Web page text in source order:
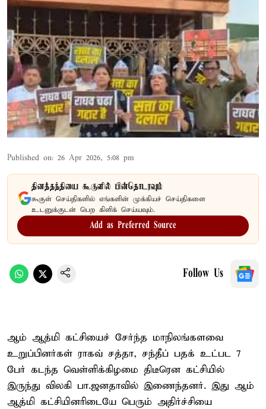
Published on: 26 Apr 2026, 5:08 pm
தினத்தந்தியை கூகுளில் பின்தொடரவும்
கூகுள் செய்திகளில் எங்களின் முக்கியச் செய்திகளை
உடனுக்குடன் பெற கிளிக் செய்யவும்.
Add as Preferred Source
Follow Us
ஆம் ஆத்மி கட்சியைச் சேர்ந்த மாநிலங்களவை
உறுப்பினர்கள் ராகவ் சத்தா, சந்தீப் பதக் உட்பட 7
பேர் கடந்த வெள்ளிக்கிழமை திடீரென கட்சியில்
இருந்து விலகி பா.ஜனதாவில் இணைந்தனர். இது ஆம்
ஆத்மி கட்சியினரிடையே பெரும் அதிர்ச்சியை